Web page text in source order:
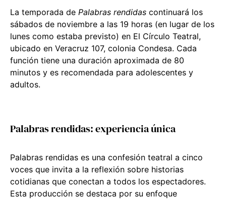
La temporada de Palabras rendidas continuará los
sábados de noviembre a las 19 horas (en lugar de los
lunes como estaba previsto) en El Círculo Teatral,
ubicado en Veracruz 107, colonia Condesa. Cada
función tiene una duración aproximada de 80
minutos y es recomendada para adolescentes y
adultos.
Palabras rendidas: experiencia única
Palabras rendidas es una confesión teatral a cinco
voces que invita a la reflexión sobre historias
cotidianas que conectan a todos los espectadores.
Esta producción se destaca por su enfoque